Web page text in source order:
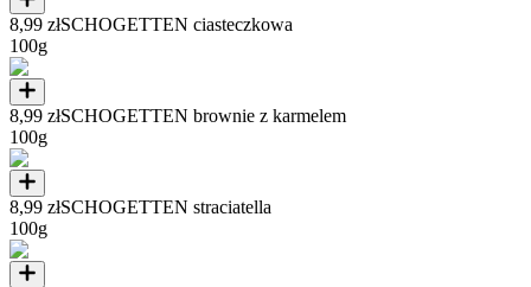
8,99 złSCHOGETTEN ciasteczkowa
100g
8,99 złSCHOGETTEN brownie z karmelem
100g
8,99 złSCHOGETTEN straciatella
100g